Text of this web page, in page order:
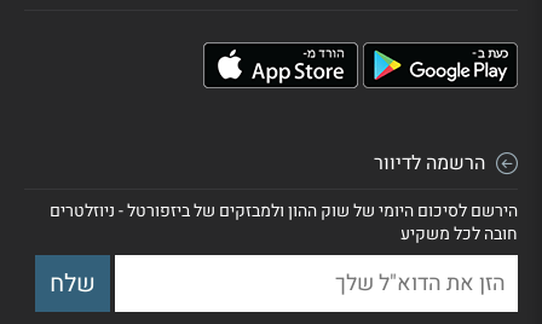
הרשמה לדיוור
הירשם לסיכום היומי של שוק ההון ולמבזקים של ביזפורטל - ניוזלטרים
חובה לכל משקיע